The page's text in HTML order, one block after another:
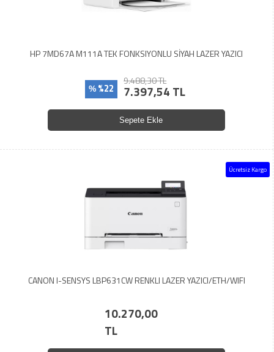
HP 7MD67A M111A TEK FONKSIYONLU SİYAH LAZER YAZICI
% %22
9.488,30 TL
7.397,54 TL
Sepete Ekle
Ücretsiz Kargo
CANON I-SENSYS LBP631CW RENKLI LAZER YAZICI/ETH/WIFI
10.270,00
TL